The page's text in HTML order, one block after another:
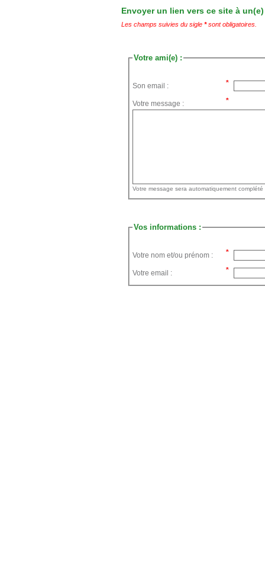
Envoyer un lien vers ce site à
Les champs suivies du sigle *sont obligatoires.
Votre ami(e) :
Son email :
Votre message :
Vos informations :
Votre nom et/ou prénom :
Votre email :